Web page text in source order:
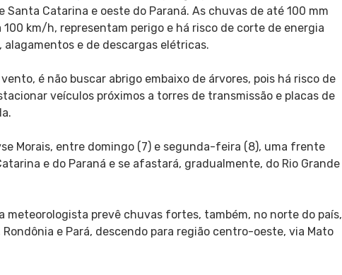
Santa Catarina e oeste do Paraná. As chuvas de até 100 mm
km/h, representam perigo e há risco de corte de energia
e de descargas elétricas.
é não buscar abrigo embaixo de árvores, pois há risco de
veículos próximos a torres de transmissão e placas de
Morais, entre domingo (7) e segunda-feira (8), uma frente
e do Paraná e se afastará, gradualmente, do Rio Grande
meteorologista prevê chuvas fortes, também, no norte do país,
e Pará, descendo para região centro-oeste, via Mato